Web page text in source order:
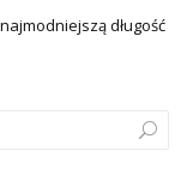
długość